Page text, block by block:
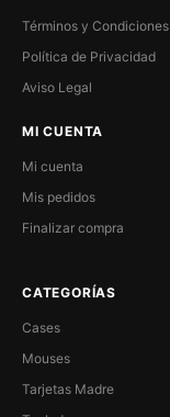
Términos y Condiciones
Política de Privacidad
Aviso Legal
MI CUENTA
Mi cuenta
Mis pedidos
Finalizar compra
CATEGORÍAS
Cases
Mouses
Tarjetas Madre